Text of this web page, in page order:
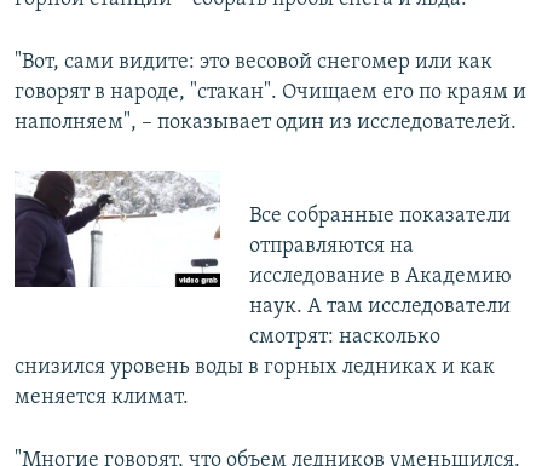
"Вот, сами видите: это весовой снегомер или как
говорят в народе, "стакан". Очищаем его по краям и
наполняем", – показывает один из исследователей.
Все собранные показатели
отправляются на
исследование в Академию
наук. А там исследователи
смотрят: насколько
снизился уровень воды в горных ледниках и как
меняется климат.
"Многие говорят, что объем ледников уменьшился.